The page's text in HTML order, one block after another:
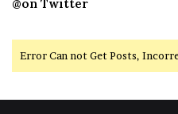
@on Twitter
Error Can not Get Posts,